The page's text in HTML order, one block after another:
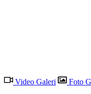
Video Galeri Foto